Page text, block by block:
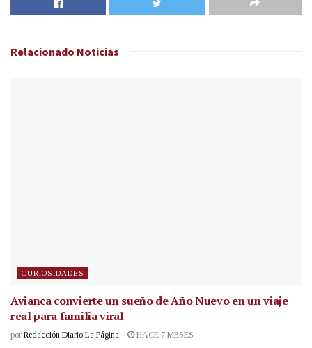
Relacionado Noticias
CURIOSIDADES
Avianca convierte un sueño de Año Nuevo en un viaje
real para familia viral
por Redacción Diario La Página HACE 7 MESES